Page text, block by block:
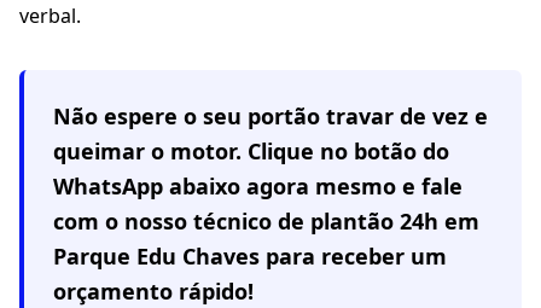
verbal.
Não espere o seu portão travar de vez e
queimar o motor. Clique no botão do
WhatsApp abaixo agora mesmo e fale
com o nosso técnico de plantão 24h em
Parque Edu Chaves para receber um
orçamento rápido!